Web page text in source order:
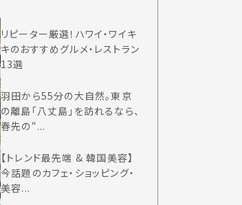
リピーター厳選！ハワイ・ワイキ
キのおすすめグルメ・レストラン
13選
羽田から55分の大自然。東京
の離島「八丈島」を訪れるなら、
春先の“...
【トレンド最先端 & 韓国美容】
今話題のカフェ・ショッピング・
美容...